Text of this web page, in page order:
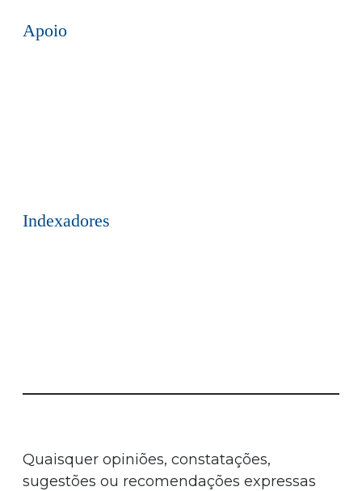
Apoio
Indexadores
Quaisquer opiniões, constatações,
sugestões ou recomendações expressas